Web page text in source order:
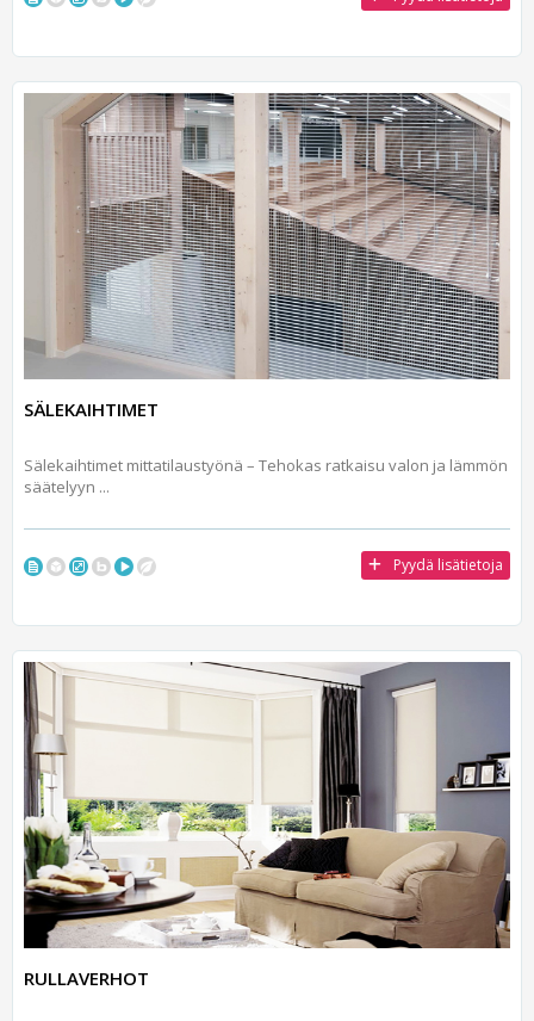
SÄLEKAIHTIMET
Sälekaihtimet mittatilaustyönä – Tehokas ratkaisu valon ja lämmön
säätelyyn ...
Pyydä lisätietoja
RULLAVERHOT